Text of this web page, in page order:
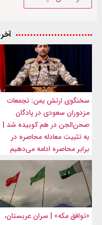
سخنگوی ارتش یمن: تجمعات
مزدوران سعودی در پادگان
صحن‌الجن در هم کوبیده شد |
به تثبیت معادله محاصره در
برابر محاصره ادامه می‌دهیم
«توافق مکه» | سران عربستان،